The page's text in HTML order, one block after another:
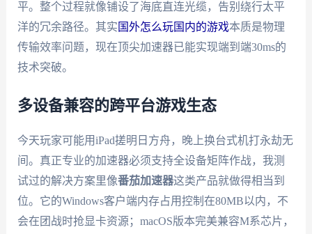
平。整个过程就像铺设了海底直连光缆，告别绕行太平
洋的冗余路径。其实 国外怎么玩国内的游戏本质是物理
传输效率问题，现在顶尖加速器已能实现端到端30ms的
技术突破。
多设备兼容的跨平台游戏生态
今天玩家可能用iPad搓明日方舟，晚上换台式机打永劫无
间。真正专业的加速器必须支持全设备矩阵作战，我测
试过的解决方案里像番茄加速器这类产品就做得相当到
位。它的Windows客户端内存占用控制在80MB以内，不
会在团战时抢显卡资源；macOS版本完美兼容M系芯片，